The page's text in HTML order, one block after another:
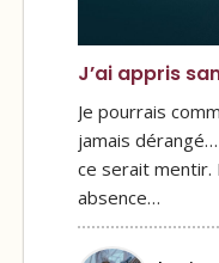
J’ai appris
Je pourrais
jamais
ce serait mentir.
absence…